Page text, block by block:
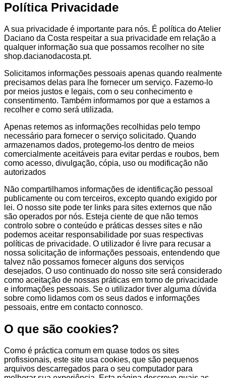
Política Privacidade
A sua privacidade é importante para nós. É política do Atelier
Daciano da Costa respeitar a sua privacidade em relação a
qualquer informação sua que possamos recolher no site
shop.dacianodacosta.pt.
Solicitamos informações pessoais apenas quando realmente
precisamos delas para lhe fornecer um serviço. Fazemo-lo
por meios justos e legais, com o seu conhecimento e
consentimento. Também informamos por que a estamos a
recolher e como será utilizada.
Apenas retemos as informações recolhidas pelo tempo
necessário para fornecer o serviço solicitado. Quando
armazenamos dados, protegemo-los dentro de meios
comercialmente aceitáveis para evitar perdas e roubos, bem
como acesso, divulgação, cópia, uso ou modificação não
autorizados
Não compartilhamos informações de identificação pessoal
publicamente ou com terceiros, excepto quando exigido por
lei. O nosso site pode ter links para sites externos que não
são operados por nós. Esteja ciente de que não temos
controlo sobre o conteúdo e práticas desses sites e não
podemos aceitar responsabilidade por suas respectivas
políticas de privacidade. O utilizador é livre para recusar a
nossa solicitação de informações pessoais, entendendo que
talvez não possamos fornecer alguns dos serviços
desejados. O uso continuado do nosso site será considerado
como aceitação de nossas práticas em torno de privacidade
e informações pessoais. Se o utilizador tiver alguma dúvida
sobre como lidamos com os seus dados e informações
pessoais, entre em contacto connosco.
O que são cookies?
Como é práctica comum em quase todos os sites
profissionais, este site usa cookies, que são pequenos
arquivos descarregados para o seu computador para